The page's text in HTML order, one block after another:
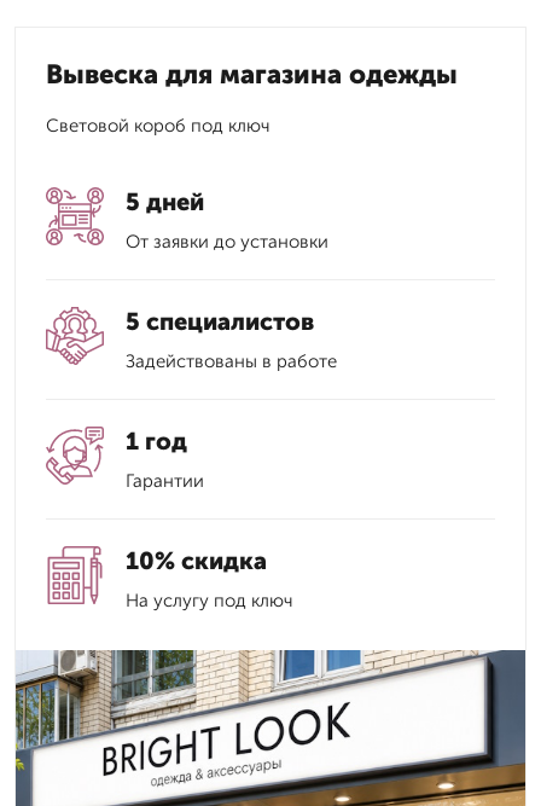
Вывеска для магазина одежды
Световой короб под ключ
5 дней
От заявки до установки
5 специалистов
Задействованы в работе
1 год
Гарантии
10% скидка
На услугу под ключ